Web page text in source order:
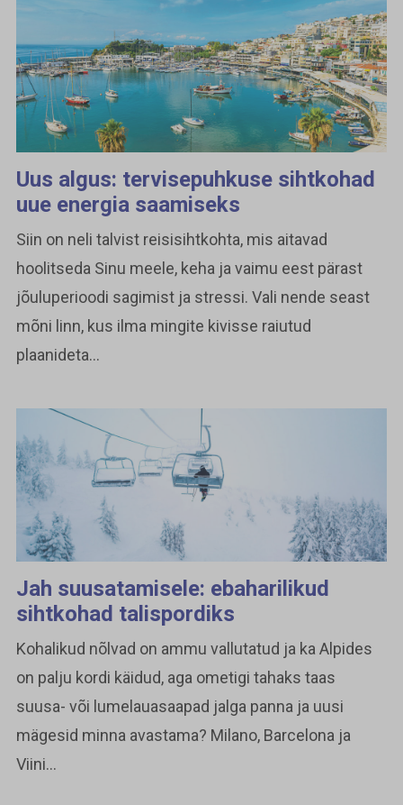
Uus algus: tervisepuhkuse sihtkohad
uue energia saamiseks
Siin on neli talvist reisisihtkohta, mis aitavad
hoolitseda Sinu meele, keha ja vaimu eest pärast
jõuluperioodi sagimist ja stressi. Vali nende seast
mõni linn, kus ilma mingite kivisse raiutud
plaanideta...
Jah suusatamisele: ebaharilikud
sihtkohad talispordiks
Kohalikud nõlvad on ammu vallutatud ja ka Alpides
on palju kordi käidud, aga ometigi tahaks taas
suusa- või lumelauasaapad jalga panna ja uusi
mägesid minna avastama? Milano, Barcelona ja
Viini...